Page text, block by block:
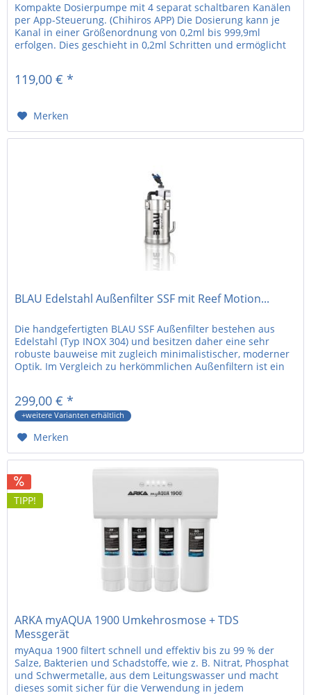
Kompakte Dosierpumpe mit 4 separat schaltbaren Kanälen
per App-Steuerung. (Chihiros APP) Die Dosierung kann je
Kanal in einer Größenordnung von 0,2ml bis 999,9ml
erfolgen. Dies geschieht in 0,2ml Schritten und ermöglicht
119,00 € *
Merken
BLAU Edelstahl Außenfilter SSF mit Reef Motion...
Die handgefertigten BLAU SSF Außenfilter bestehen aus
Edelstahl (Typ INOX 304) und besitzen daher eine sehr
robuste bauweise mit zugleich minimalistischer, moderner
Optik. Im Vergleich zu herkömmlichen Außenfiltern ist ein
299,00 € *
+weitere Varianten erhältlich
Merken
TIPP!
ARKA myAQUA 1900 Umkehrosmose + TDS
Messgerät
myAqua 1900 filtert schnell und effektiv bis zu 99 % der
Salze, Bakterien und Schadstoffe, wie z. B. Nitrat, Phosphat
und Schwermetalle, aus dem Leitungswasser und macht
dieses somit sicher für die Verwendung in jedem